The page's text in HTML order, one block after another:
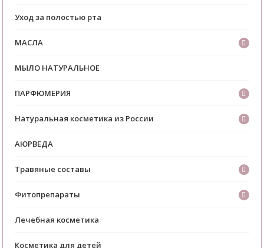
Уход за полостью рта
МАСЛА
МЫЛО НАТУРАЛЬНОЕ
ПАРФЮМЕРИЯ
Натуральная косметика из России
АЮРВЕДА
Травяные составы
Фитопрепараты
Лечебная косметика
Косметика для детей